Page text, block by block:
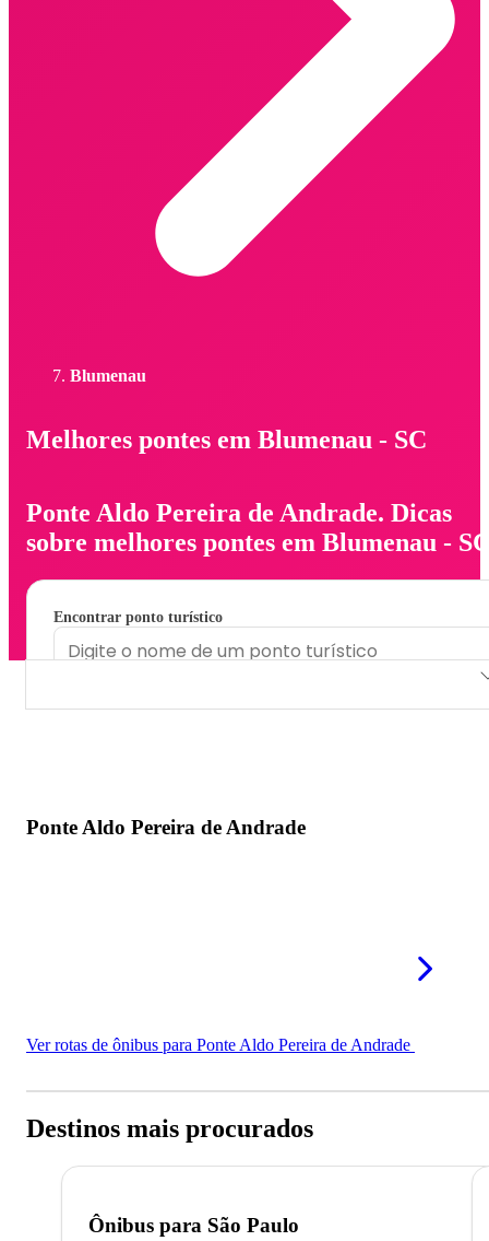
Blumenau
Melhores pontes em Blumenau - SC
Ponte Aldo Pereira de Andrade. Dicas
sobre melhores pontes em Blumenau -
Encontrar ponto turístico
Ponte Aldo Pereira de Andrade
Ver rotas de ônibus para Ponte Aldo Pereira de Andrade
Destinos mais procurados
Ônibus para São Paulo